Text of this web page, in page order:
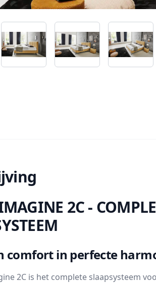
2C -
comfort in perfecte
2C is het complete slaapsysteem